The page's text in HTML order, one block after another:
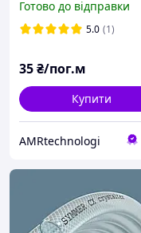
Готово до відправки
5.0 (1)
35₴/пог.м
Купити
AMRtechnologi